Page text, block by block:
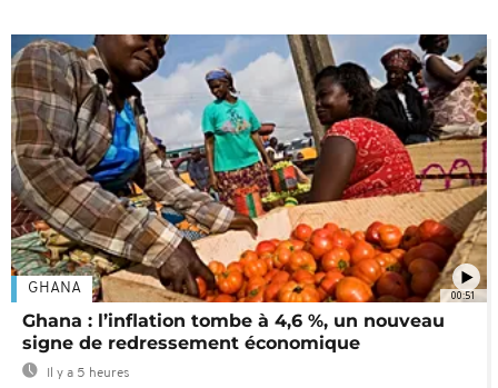
00:51
GHANA
Ghana : l’inflation tombe à 4,6 %, un nouveau
signe de redressement économique
Il y a 5 heures